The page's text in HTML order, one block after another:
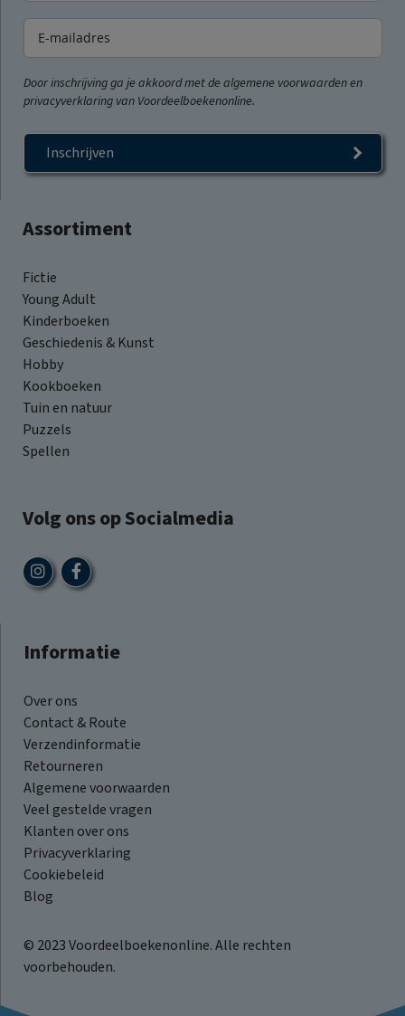
Assortiment
Fictie
Young Adult
Kinderboeken
Geschiedenis & Kunst
Hobby
Kookboeken
Tuin en natuur
Puzzels
Spellen
Volg ons op Socialmedia
Informatie
Over ons
Contact & Route
Verzendinformatie
Retourneren
Algemene voorwaarden
Veel gestelde vragen
Klanten over ons
Privacyverklaring
Cookiebeleid
Blog
© 2023 Voordeelboekenonline. Alle rechten
voorbehouden.
Door inschrijving ga je akkoord met de algemene voorwaarden en
privacyverklaring van Voordeelboekenonline.
Inschrijven